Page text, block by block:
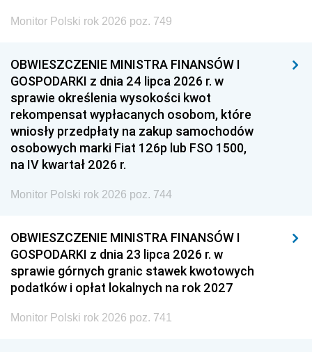
Monitor Polski rok 2026 poz. 749
OBWIESZCZENIE MINISTRA FINANSÓW I
GOSPODARKI z dnia 24 lipca 2026 r. w
sprawie określenia wysokości kwot
rekompensat wypłacanych osobom, które
wniosły przedpłaty na zakup samochodów
osobowych marki Fiat 126p lub FSO 1500,
na IV kwartał 2026 r.
Monitor Polski rok 2026 poz. 744
OBWIESZCZENIE MINISTRA FINANSÓW I
GOSPODARKI z dnia 23 lipca 2026 r. w
sprawie górnych granic stawek kwotowych
podatków i opłat lokalnych na rok 2027
Monitor Polski rok 2026 poz. 741